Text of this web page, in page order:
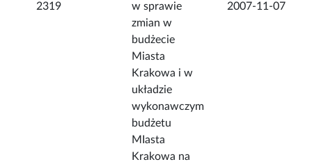
2319
w sprawie
zmian w
budżecie
Miasta
Krakowa i w
układzie
wykonawczym
budżetu
MIasta
Krakowa na
2007-11-07